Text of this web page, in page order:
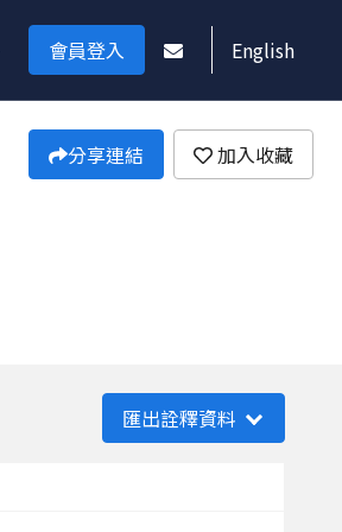
會員登入 English
分享連結 加入收藏
匯出詮釋資料